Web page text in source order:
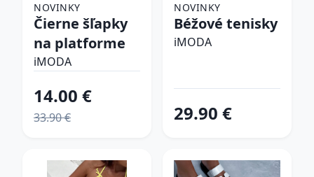
NOVINKY
Čierne šľapky
na platforme
iMODA
14.00 €
33.90 €
NOVINKY
Béžové tenisky
iMODA
29.90 €